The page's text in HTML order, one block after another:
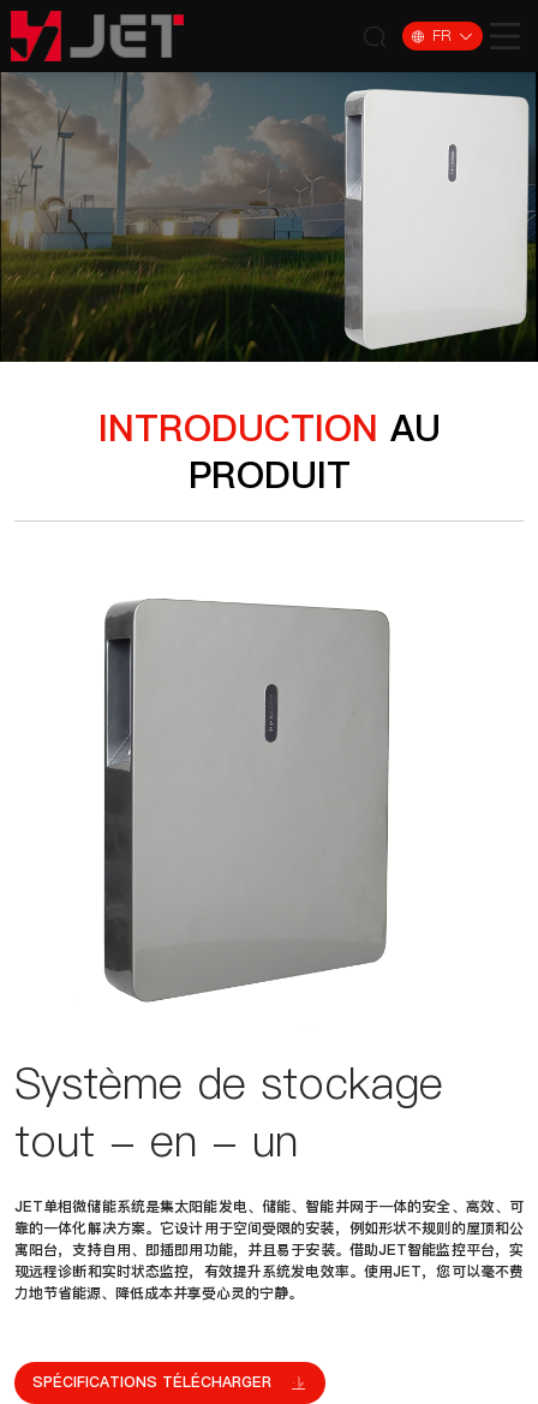
FR
INTRODUCTION AU
PRODUIT
Système de stockage
tout - en - un
JET单相微储能系统是集太阳能发电、储能、智能并网于一体的安全、高效、可
靠的一体化解决方案。它设计用于空间受限的安装，例如形状不规则的屋顶和公
寓阳台，支持自用、即插即用功能，并且易于安装。借助JET智能监控平台，实
现远程诊断和实时状态监控，有效提升系统发电效率。使用JET，您可以毫不费
力地节省能源、降低成本并享受心灵的宁静。
SPÉCIFICATIONS TÉLÉCHARGER